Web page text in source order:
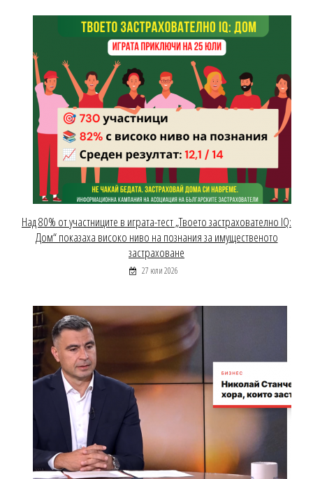
Над 80% от участниците в играта-тест „Твоето застрахователно IQ:
Дом“ показаха високо ниво на познания за имущественото
застраховане
27 юли 2026